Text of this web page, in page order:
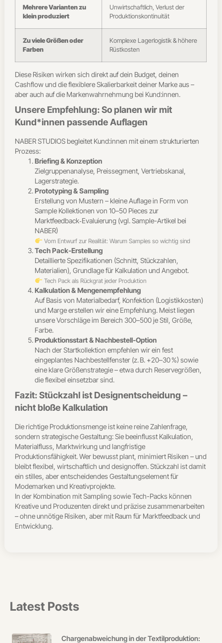
Mehrere Varianten zu
klein produziert
Unwirtschaftlich, Verlust der
Produktionskontinuität
Zu viele Größen oder
Farben
Komplexe Lagerlogistik & höhere
Rüstkosten
Diese Risiken wirken sich direkt auf dein Budget, deinen
Cashflow und die flexiblere Skalierbarkeit deiner Marke aus –
aber auch auf die Markenwahrnehmung bei Kund:innen.
Unsere Empfehlung: So planen wir mit
Kund*innen passende Auflagen
NABER STUDIOS begleitet Kund:innen mit einem strukturierten
Prozess:
Briefing & Konzeption
Zielgruppenanalyse, Preissegment, Vertriebskanal,
Lagerstrategie.
Prototyping & Sampling
Erstellung von Mustern – kleine Auflage in Form von
Sample Kollektionen von 10–50 Pieces zur
Marktfeedback‑Evaluierung (vgl. Sample-Artikel bei
NABER)
Vom Entwurf zur Realität: Warum Samples so wichtig sind
Tech Pack-Erstellung
Detaillierte Spezifikationen (Schnitt, Stückzahlen,
Materialien), Grundlage für Kalkulation und Angebot.
Tech Pack als Rückgrat jeder Produktion
Kalkulation & Mengenempfehlung
Auf Basis von Materialbedarf, Konfektion (Logistikkosten)
und Marge erstellen wir eine Empfehlung. Meist liegen
unsere Vorschläge im Bereich 300–500 je Stil, Größe,
Farbe.
Produktionsstart & Nachbestell-Option
Nach der Startkollektion empfehlen wir ein fest
eingeplantes Nachbestellfenster (z. B. +20–30 %) sowie
eine klare Größenstrategie – etwa durch Reservegrößen,
die flexibel einsetzbar sind.
Fazit: Stückzahl ist Designentscheidung –
nicht bloße Kalkulation
Die richtige Produktionsmenge ist keine reine Zahlenfrage,
sondern strategische Gestaltung: Sie beeinflusst Kalkulation,
Materialfluss, Marktwirkung und langfristige
Produktionsfähigkeit. Wer bewusst plant, minimiert Risiken – und
bleibt flexibel, wirtschaftlich und designoffen. Stückzahl ist damit
ein stilles, aber entscheidendes Gestaltungselement für
Modemarken und Kreativprojekte.
In der Kombination mit Sampling sowie Tech-Packs können
Kreative und Produzenten direkt und präzise zusammenarbeiten
– ohne unnötige Risiken, aber mit Raum für Marktfeedback und
Entwicklung.
Latest Posts
Chargenabweichung in der Textilproduktion: